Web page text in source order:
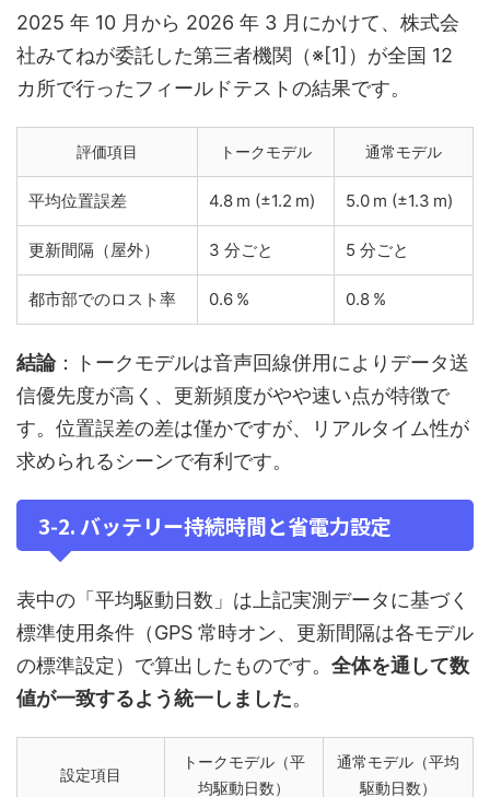
2025 年 10 月から 2026 年 3 月にかけて、株式会
社みてねが委託した第三者機関（※[1]）が全国 12
カ所で行ったフィールドテストの結果です。
評価項目 トークモデル 通常モデル
平均位置誤差 4.8 m (±1.2 m) 5.0 m (±1.3 m)
更新間隔（屋外） 3 分ごと 5 分ごと
都市部でのロスト率 0.6 % 0.8 %
結論：トークモデルは音声回線併用によりデータ送
信優先度が高く、更新頻度がやや速い点が特徴で
す。位置誤差の差は僅かですが、リアルタイム性が
求められるシーンで有利です。
3‑2. バッテリー持続時間と省電力設定
表中の「平均駆動日数」は上記実測データに基づく
標準使用条件（GPS 常時オン、更新間隔は各モデル
の標準設定）で算出したものです。 全体を通して数
値が一致するよう統一しました。
設定項目
トークモデル（平
均駆動日数）
通常モデル（平均
駆動日数）